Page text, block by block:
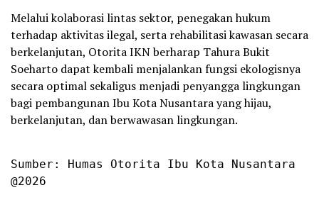
Melalui kolaborasi lintas sektor, penegakan hukum
terhadap aktivitas ilegal, serta rehabilitasi kawasan secara
berkelanjutan, Otorita IKN berharap Tahura Bukit
Soeharto dapat kembali menjalankan fungsi ekologisnya
secara optimal sekaligus menjadi penyangga lingkungan
bagi pembangunan Ibu Kota Nusantara yang hijau,
berkelanjutan, dan berwawasan lingkungan.
Sumber: Humas Otorita Ibu Kota Nusantara
@2026